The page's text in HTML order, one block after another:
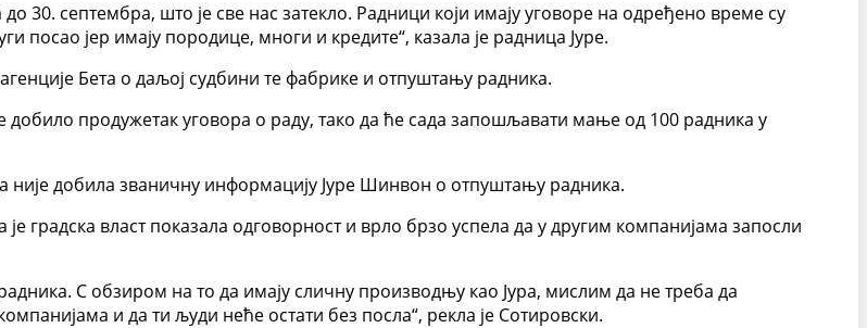
30. септембра, што је све нас затекло. Радници који имају уговоре на одређено време су
посао јер имају породице, многи и кредите“, казала је радница Јуре.
Бета о даљој судбини те фабрике и отпуштању радника.
добило продужетак уговора о раду, тако да ће сада запошљавати мање од 100 радника у
није добила званичну информацију Јуре Шинвон о отпуштању радника.
градска власт показала одговорност и врло брзо успела да у другим компанијама запосли
С обзиром на то да имају сличну производњу као Јура, мислим да не треба да
и да ти људи неће остати без посла“, рекла је Сотировски.